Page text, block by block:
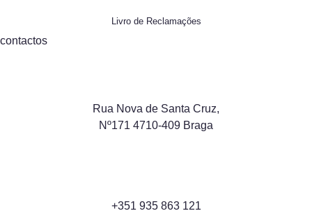
Livro de Reclamações
contactos
Rua Nova de Santa Cruz,
Nº171 4710-409 Braga
+351 935 863 121